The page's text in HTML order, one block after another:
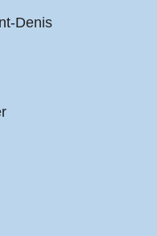
Denis